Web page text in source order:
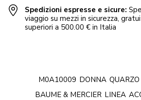
Spedizioni espresse e sicure:
viaggio su mezzi in sicurezza,
superiori a 500.00 € in Italia
M0A10009 DONNA QUARZO
BAUME & MERCIER LINEA